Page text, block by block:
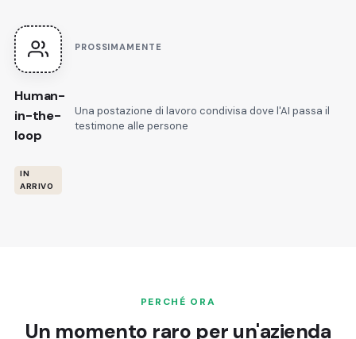
PROSSIMAMENTE
Human-
in-the-
loop
Una postazione di lavoro condivisa dove l'AI passa il
testimone alle persone
IN
ARRIVO
PERCHÉ ORA
Un momento raro per un'azienda